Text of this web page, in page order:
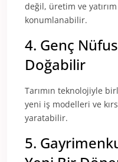
değil, üretim ve
konumlanabilir.
4. Genç
Doğabilir
Tarımın teknolojiyle
yeni iş modelleri ve
yaratabilir.
5.